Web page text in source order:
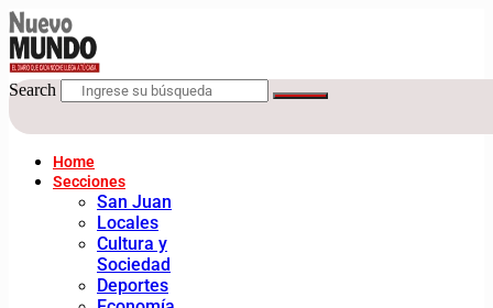
Search
Home
Secciones
San Juan
Locales
Cultura y
Sociedad
Deportes